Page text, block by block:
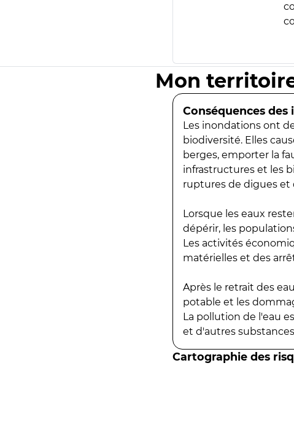
Mon
Conséquences
Les inondations ont
biodiversité. Elles
berges, emporter la
infrastructures et les
ruptures de digues et
Lorsque les eaux
dépérir, les
Les activités
matérielles et des
Après le retrait des
potable et les
La pollution de l'eau
et d'autres
Cartographie des